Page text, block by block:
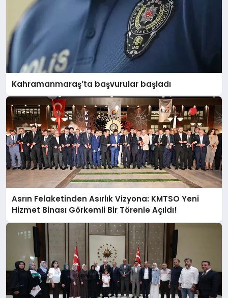
Kahramanmaraş’ta başvurular başladı
Asrın Felaketinden Asırlık Vizyona: KMTSO Yeni
Hizmet Binası Görkemli Bir Törenle Açıldı!